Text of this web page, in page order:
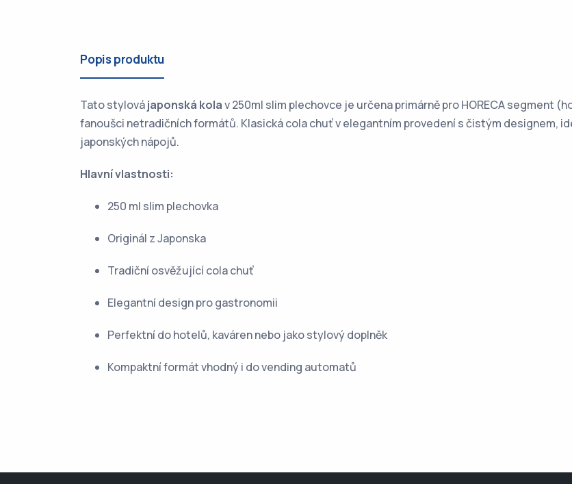
Popis produktu
Tato stylovájaponská kolav 250ml slim plechovce je určena primárně pro HORECA segment
fanoušci netradičních formátů. Klasická cola chuť v elegantním provedení s čistým designem,
japonských nápojů.
Hlavní vlastnosti:
250 ml slim plechovka
Originál z Japonska
Tradiční osvěžující cola chuť
Elegantní design pro gastronomii
Perfektní do hotelů, kaváren nebo jako stylový doplněk
Kompaktní formát vhodný i do vending automatů